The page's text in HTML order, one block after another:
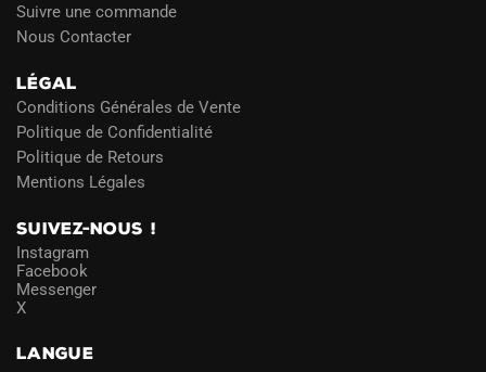
Suivre une commande
Nous Contacter
LÉGAL
Conditions Générales de Vente
Politique de Confidentialité
Politique de Retours
Mentions Légales
SUIVEZ-NOUS !
Instagram
Facebook
Messenger
X
LANGUE